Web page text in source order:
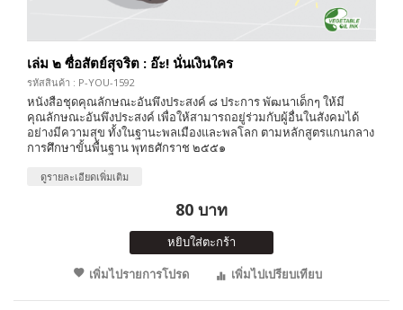
เล่ม ๒ ซื่อสัตย์สุจริต : อ๊ะ! นั่นเงินใคร
รหัสสินค้า : P-YOU-1592
หนังสือชุดคุณลักษณะอันพึงประสงค์ ๘ ประการ พัฒนาเด็กๆ ให้มี
คุณลักษณะอันพึงประสงค์ เพื่อให้สามารถอยู่ร่วมกับผู้อื่นในสังคมได้
อย่างมีความสุข ทั้งในฐานะพลเมืองและพลโลก ตามหลักสูตรแกนกลาง
การศึกษาขั้นพื้นฐาน พุทธศักราช ๒๕๕๑
ดูรายละเอียดเพิ่มเติม
80 บาท
หยิบใส่ตะกร้า
เพิ่มไปรายการโปรด
เพิ่มไปเปรียบเทียบ